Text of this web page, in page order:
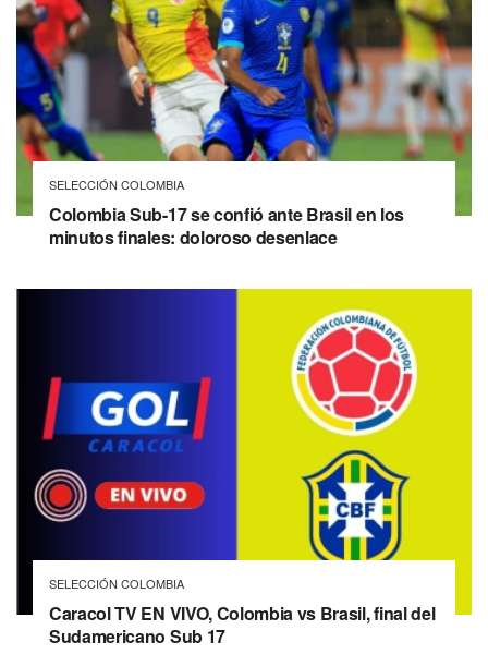
SELECCIÓN COLOMBIA
Colombia Sub-17 se confió ante Brasil en los
minutos finales: doloroso desenlace
SELECCIÓN COLOMBIA
Caracol TV EN VIVO, Colombia vs Brasil, final del
Sudamericano Sub 17